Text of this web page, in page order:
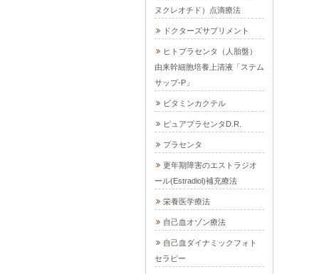
ヌクレオチド）点滴療法
ドクターズサプリメント
ヒトプラセンタ（人胎盤）
由来幹細胞培養上清液「ステム
サップ-P」
ビタミンカクテル
ピュアプラセンタD.R.
プラセンタ
更年期障害のエストラジオ
ール(Estradiol)補充療法
栄養医学療法
自己血オゾン療法
自己血ダイナミックフォト
セラピー